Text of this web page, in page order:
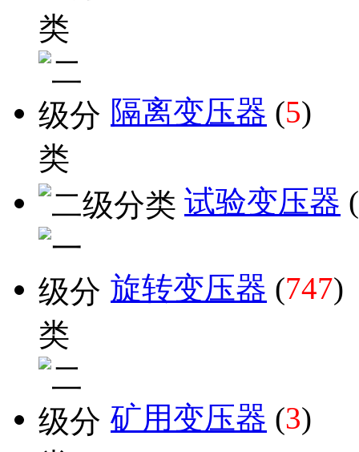
隔离变压器 (5)
试验变压器 (
旋转变压器 (747)
矿用变压器 (3)